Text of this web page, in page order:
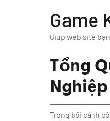
Game
Giúp web site
Tổng
Nghiệp
Trong bối cảnh